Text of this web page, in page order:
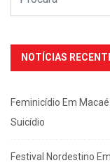
NOTÍCIAS
Feminicídio Em
Suicídio
Festival Nordestino